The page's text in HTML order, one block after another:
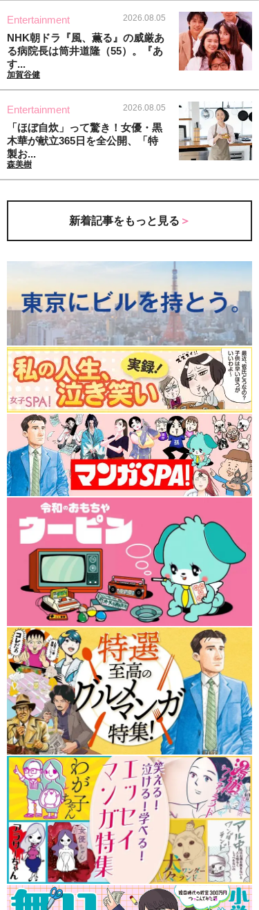
Entertainment 2026.08.05
NHK朝ドラ『風、薫る』の威厳あ
る病院長は筒井道隆（55）。『あ
す...
加賀谷健
Entertainment 2026.08.05
「ほぼ自炊」って驚き！女優・黒
木華が献立365日を全公開、「特
製お...
森美樹
新着記事をもっと見る